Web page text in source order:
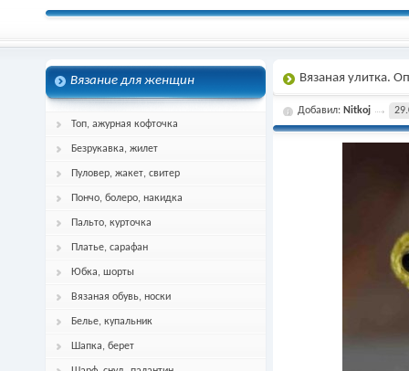
спицами, схема и описание
Вязание для женщин
Топ, ажурная кофточка
Безрукавка, жилет
Пуловер, жакет, свитер
Пончо, болеро, накидка
Пальто, курточка
Платье, сарафан
Юбка, шорты
Вязаная обувь, носки
Белье, купальник
Шапка, берет
Вязаная улитка.
Добавил: Nitkoj